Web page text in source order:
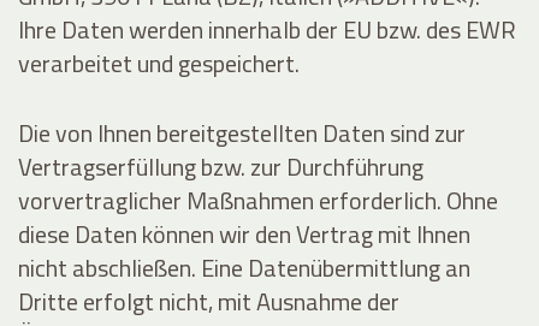
Ihre Daten werden innerhalb der EU bzw. des EWR
verarbeitet und gespeichert.
Die von Ihnen bereitgestellten Daten sind zur
Vertragserfüllung bzw. zur Durchführung
vorvertraglicher Maßnahmen erforderlich. Ohne
diese Daten können wir den Vertrag mit Ihnen
nicht abschließen. Eine Datenübermittlung an
Dritte erfolgt nicht, mit Ausnahme der